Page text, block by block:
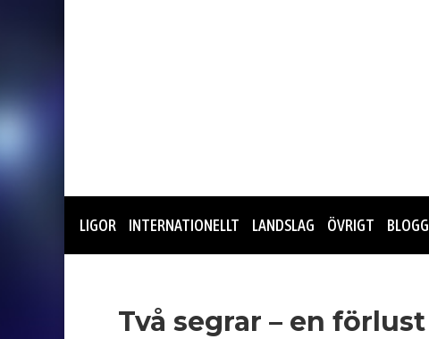
LIGOR INTERNATIONELLT LANDSLAG ÖVRIGT BLOGG
Två segrar – en förlust